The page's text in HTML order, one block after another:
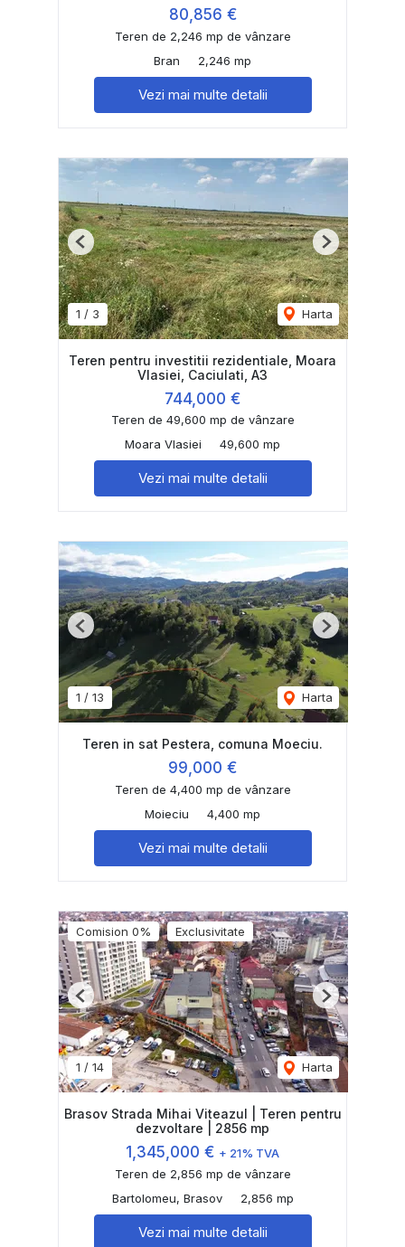
80,856 €
Teren de 2,246 mp de vânzare
Bran
2,246 mp
Vezi mai multe detalii
1 / 3 Harta
Previous Next
Teren pentru investitii rezidentiale, Moara
Vlasiei, Caciulati, A3
744,000 €
Teren de 49,600 mp de vânzare
Moara Vlasiei
49,600 mp
Vezi mai multe detalii
1 / 13 Harta
Previous Next
Teren in sat Pestera, comuna Moeciu.
99,000 €
Teren de 4,400 mp de vânzare
Moieciu
4,400 mp
Vezi mai multe detalii
Comision 0% Exclusivitate
1 / 14 Harta
Previous Next
Brasov Strada Mihai Viteazul | Teren pentru
dezvoltare | 2856 mp
1,345,000 € + 21% TVA
Teren de 2,856 mp de vânzare
Bartolomeu, Brasov
2,856 mp
Vezi mai multe detalii